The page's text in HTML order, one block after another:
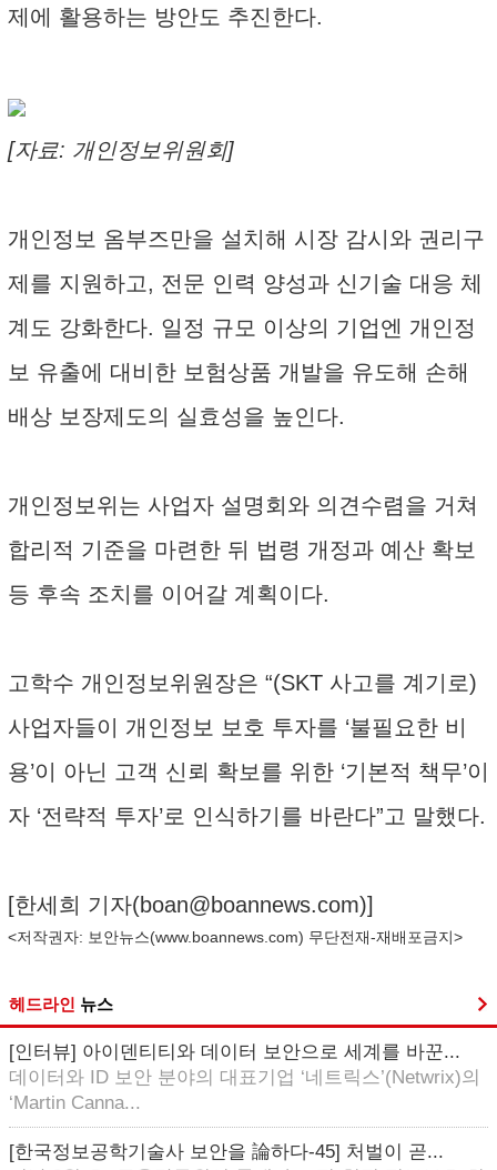
제에 활용하는 방안도 추진한다.
[자료: 개인정보위원회]
개인정보 옴부즈만을 설치해 시장 감시와 권리구
제를 지원하고, 전문 인력 양성과 신기술 대응 체
계도 강화한다. 일정 규모 이상의 기업엔 개인정
보 유출에 대비한 보험상품 개발을 유도해 손해
배상 보장제도의 실효성을 높인다.
개인정보위는 사업자 설명회와 의견수렴을 거쳐
합리적 기준을 마련한 뒤 법령 개정과 예산 확보
등 후속 조치를 이어갈 계획이다.
고학수 개인정보위원장은 “(SKT 사고를 계기로)
사업자들이 개인정보 보호 투자를 ‘불필요한 비
용’이 아닌 고객 신뢰 확보를 위한 ‘기본적 책무’이
자 ‘전략적 투자’로 인식하기를 바란다”고 말했다.
[한세희 기자(boan@boannews.com)]
<저작권자: 보안뉴스(www.boannews.com) 무단전재-재배포금지>
헤드라인 뉴스
[인터뷰] 아이덴티티와 데이터 보안으로 세계를 바꾼...
데이터와 ID 보안 분야의 대표기업 ‘네트릭스’(Netwrix)의
‘Martin Canna...
[한국정보공학기술사 보안을 論하다-45] 처벌이 곧...